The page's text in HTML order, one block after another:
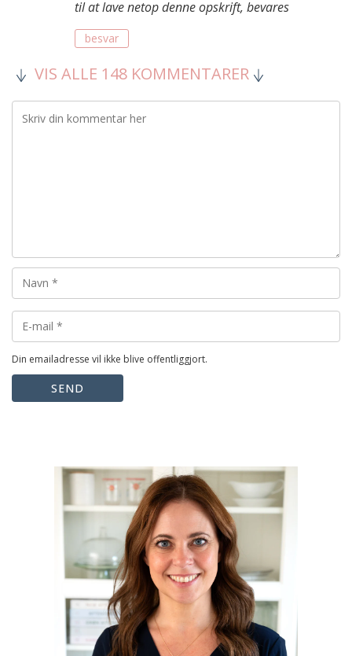
til at lave netop denne opskrift, bevares
besvar
VIS ALLE 148 KOMMENTARER
Din emailadresse vil ikke blive offentliggjort.
SEND